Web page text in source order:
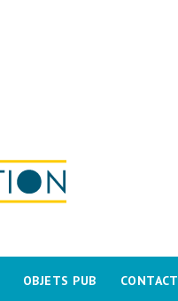
OBJETS PUB CONTACT